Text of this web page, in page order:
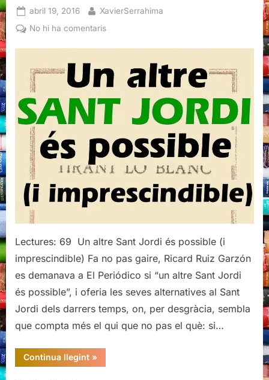
Posted
on
abril 19, 2016 By
XavierSerrahima
No hi ha comentarisa
Sant
Jordi
Lectures: 69 Un altre Sant Jordi és possible (i
imprescindible) Fa no pas gaire, Ricard Ruiz Garzón
es demanava a El Periódico si “un altre Sant Jordi
és possible”, i oferia les seves alternatives al Sant
Jordi dels darrers temps, on, per desgràcia, sembla
que compta més el qui que no pas el què: si…
Continua llegint“Tria
per
»